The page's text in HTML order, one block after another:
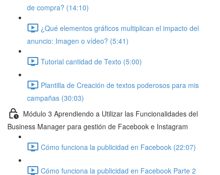
de compra? (14:10)
¿Qué elementos gráficos multiplican el impacto del
anuncio: Imagen o vídeo? (5:41)
Tutorial cantidad de Texto (5:00)
Plantilla de Creación de textos poderosos para mis
campañas (30:03)
Módulo 3 Aprendiendo a Utilizar las Funcionalidades del
Business Manager para gestión de Facebook e Instagram
Cómo funciona la publicidad en Facebook (22:07)
Cómo funciona la publicidad en Facebook Parte 2